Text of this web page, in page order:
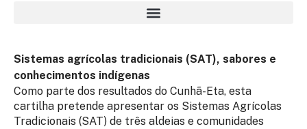
Sistemas agrícolas tradicionais (SAT), sabores e
conhecimentos indígenas
Como parte dos resultados do Cunhã-Eta, esta
cartilha pretende apresentar os Sistemas Agrícolas
Tradicionais (SAT) de três aldeias e comunidades